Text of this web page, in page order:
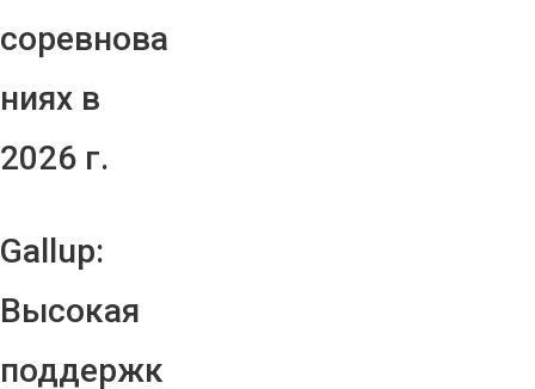
соревнова
ниях в
2026 г.
Gallup:
Высокая
поддержк